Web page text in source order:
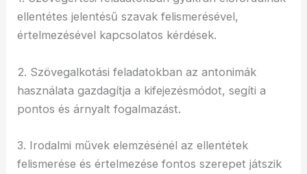
ellentétes jelentésű szavak felismerésével,
értelmezésével kapcsolatos kérdések.
2. Szövegalkotási feladatokban az antonimák
használata gazdagítja a kifejezésmódot, segíti a
pontos és árnyalt fogalmazást.
3. Irodalmi művek elemzésénél az ellentétek
felismerése és értelmezése fontos szerepet játszik